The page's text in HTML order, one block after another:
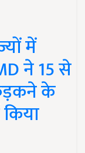
में
ने 15 से
के